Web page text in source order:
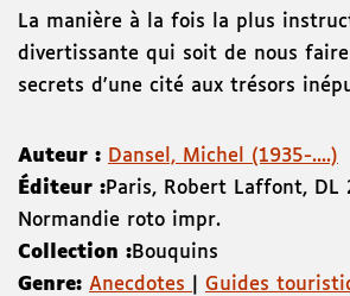
La manière à la fois la plus
divertissante qui soit de nous
secrets d'une cité aux trésors
Auteur : Dansel, Michel (1935-....)
Éditeur :Paris, Robert Laffont, DL
Normandie roto impr.
Collection :Bouquins
Genre: Anecdotes
Guides